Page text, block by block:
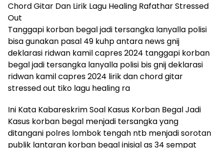
Chord Gitar Dan Lirik Lagu Healing Rafathar Stressed
Out
Tanggapi korban begal jadi tersangka lanyalla polisi
bisa gunakan pasal 49 kuhp antara news gnij
deklarasi ridwan kamil capres 2024 tanggapi korban
begal jadi tersangka lanyalla polisi bis gnij deklarasi
ridwan kamil capres 2024 lirik dan chord gitar
stressed out tiko lagu healing ra
Ini Kata Kabareskrim Soal Kasus Korban Begal Jadi
Kasus korban begal menjadi tersangka yang
ditangani polres lombok tengah ntb menjadi sorotan
publik lantaran korban begal inisial as 34 sempat